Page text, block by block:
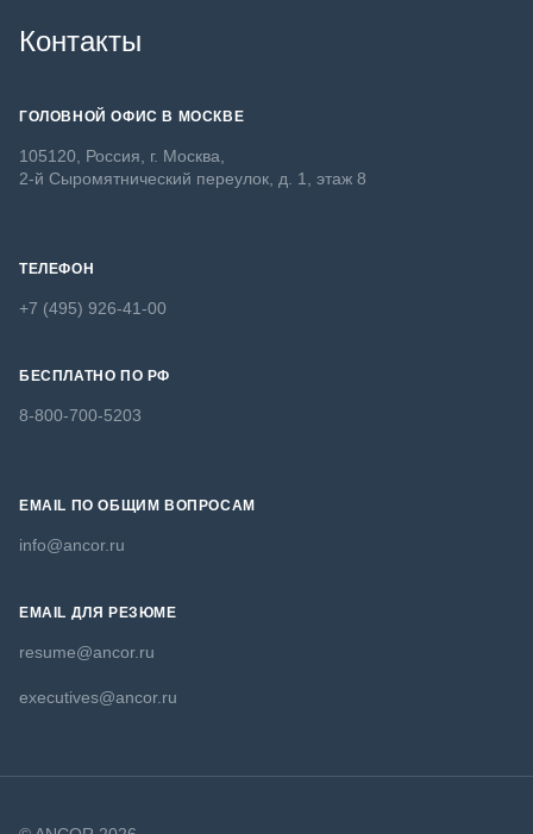
Контакты
ГОЛОВНОЙ ОФИС В МОСКВЕ
105120, Россия, г. Москва,
2-й Сыромятнический переулок, д. 1, этаж 8
ТЕЛЕФОН
+7 (495) 926-41-00
БЕСПЛАТНО ПО РФ
8-800-700-5203
EMAIL ПО ОБЩИМ ВОПРОСАМ
info@ancor.ru
EMAIL ДЛЯ РЕЗЮМЕ
resume@ancor.ru
executives@ancor.ru